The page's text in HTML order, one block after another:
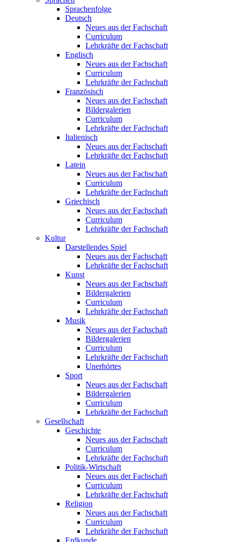
Sprachenfolge
Deutsch
Neues aus der Fachschaft
Curriculum
Lehrkräfte der Fachschaft
Englisch
Neues aus der Fachschaft
Curriculum
Lehrkräfte der Fachschaft
Französisch
Neues aus der Fachschaft
Bildergalerien
Curriculum
Lehrkräfte der Fachschaft
Italienisch
Neues aus der Fachschaft
Lehrkräfte der Fachschaft
Latein
Neues aus der Fachschaft
Curriculum
Lehrkräfte der Fachschaft
Griechisch
Neues aus der Fachschaft
Curriculum
Lehrkräfte der Fachschaft
Kultur
Darstellendes Spiel
Neues aus der Fachschaft
Lehrkräfte der Fachschaft
Kunst
Neues aus der Fachschaft
Bildergalerien
Curriculum
Lehrkräfte der Fachschaft
Musik
Neues aus der Fachschaft
Bildergalerien
Curriculum
Lehrkräfte der Fachschaft
Unerhörtes
Sport
Neues aus der Fachschaft
Bildergalerien
Curriculum
Lehrkräfte der Fachschaft
Gesellschaft
Geschichte
Neues aus der Fachschaft
Curriculum
Lehrkräfte der Fachschaft
Politik-Wirtschaft
Neues aus der Fachschaft
Curriculum
Lehrkräfte der Fachschaft
Religion
Neues aus der Fachschaft
Curriculum
Lehrkräfte der Fachschaft